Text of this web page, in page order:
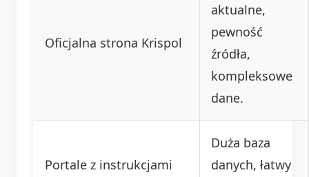
Oficjalna strona Krispol
aktualne,
pewność
źródła,
kompleksowe
dane.
Portale z instrukcjami
Duża baza
danych, łatwy